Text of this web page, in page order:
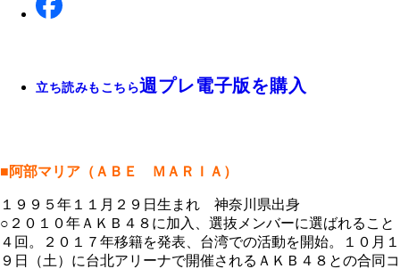
立ち読みもこちら週プレ電子版を購入
■阿部マリア（ＡＢＥ ＭＡＲＩＡ）
１９９５年１１月２９日生まれ 神奈川県出身
○２０１０年ＡＫＢ４８に加入、選抜メンバーに選ばれること
４回。２０１７年移籍を発表、台湾での活動を開始。１０月１
９日（土）に台北アリーナで開催されるＡＫＢ４８との合同コ